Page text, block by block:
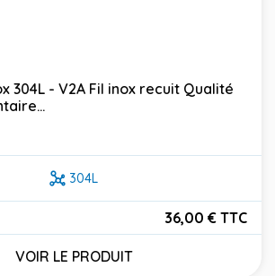
304L - V2A Fil inox recuit Qualité
304L
36,00 € TTC
VOIR LE PRODUIT